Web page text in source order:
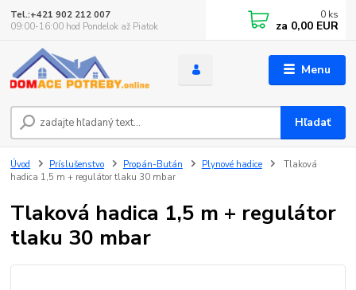
Menu
Hľadať
Tel.:+421 902 212 007
09:00-16:00 hod Pondelok až Piatok
0 ks
za 0,00 EUR
Úvod Príslušenstvo Propán-Bután Plynové hadice
Tlaková
hadica 1,5 m + regulátor tlaku 30 mbar
Tlaková hadica 1,5 m + regulátor
tlaku 30 mbar